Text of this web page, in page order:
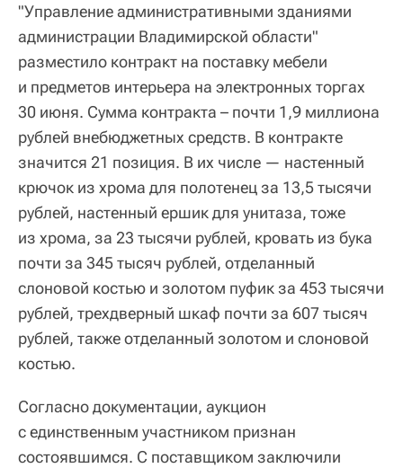
"Управление административными зданиями
администрации Владимирской области"
разместило контракт на поставку мебели
и предметов интерьера на электронных торгах
30 июня. Сумма контракта – почти 1,9 миллиона
рублей внебюджетных средств. В контракте
значится 21 позиция. В их числе — настенный
крючок из хрома для полотенец за 13,5 тысячи
рублей, настенный ершик для унитаза, тоже
из хрома, за 23 тысячи рублей, кровать из бука
почти за 345 тысяч рублей, отделанный
слоновой костью и золотом пуфик за 453 тысячи
рублей, трехдверный шкаф почти за 607 тысяч
рублей, также отделанный золотом и слоновой
костью.
Согласно документации, аукцион
с единственным участником признан
состоявшимся. С поставщиком заключили